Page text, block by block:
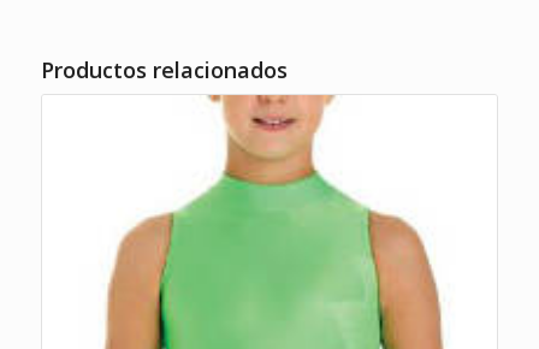
Productos relacionados